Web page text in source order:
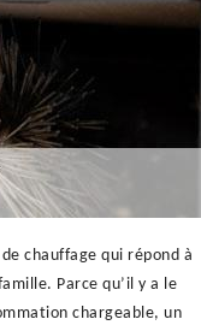
chauffage qui répond à
Parce qu’il y a le
chargeable, un